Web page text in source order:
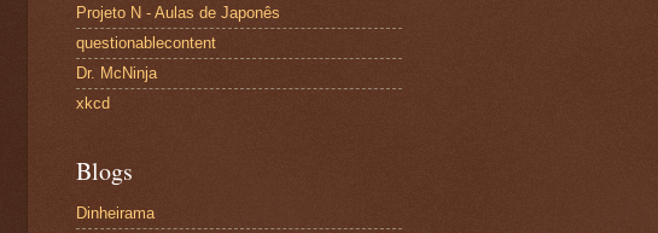
Projeto N - Aulas de Japonês
questionablecontent
Dr. McNinja
xkcd
Blogs
Dinheirama